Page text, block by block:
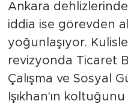
Ankara
iddia ise görevden
yoğunlaşıyor.
revizyonda Ticaret
Çalışma ve Sosyal
Işıkhan'ın
ALINTI
SOSYAL MEDYA